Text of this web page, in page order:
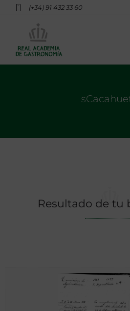
(+34) 91 432 33 60
Resultado de tu